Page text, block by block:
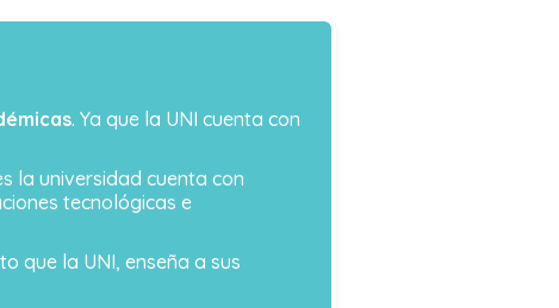
. Ya que la UNI cuenta con
la universidad cuenta con
tecnológicas e
que la UNI, enseña a sus